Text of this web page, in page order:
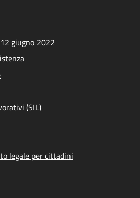
giugno 2022
(SIL)
legale per cittadini